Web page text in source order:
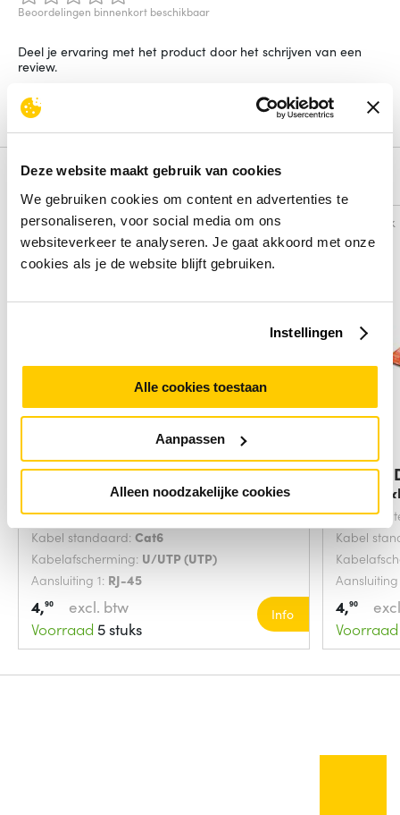
Deze website maakt gebruik van cookies
We gebruiken cookies om content en advertenties te
personaliseren, voor social media om ons
websiteverkeer te analyseren. Je gaat akkoord met onze
cookies als je de website blijft gebruiken.
Instellingen
Alle cookies toestaan
Aanpassen
Alleen noodzakelijke cookies
Beoordelingen binnenkort beschikbaar
Deel je ervaring met het product door het schrijven van een
review.
Schrijf een review
Alternatieven
Vergelijk
Digitus DK-1617-0025/B
netwerkkabel Blauw
Snoerlengte:0.25 Meters
Kabel standaard: Cat6
Kabelafscherming: U/UTP (UTP)
Aansluiting 1: RJ-45
4,90
excl. btw
Voorraad 5 stuks
Info
Vergelijk
Digitus
Kabel
4,90
Voorraad